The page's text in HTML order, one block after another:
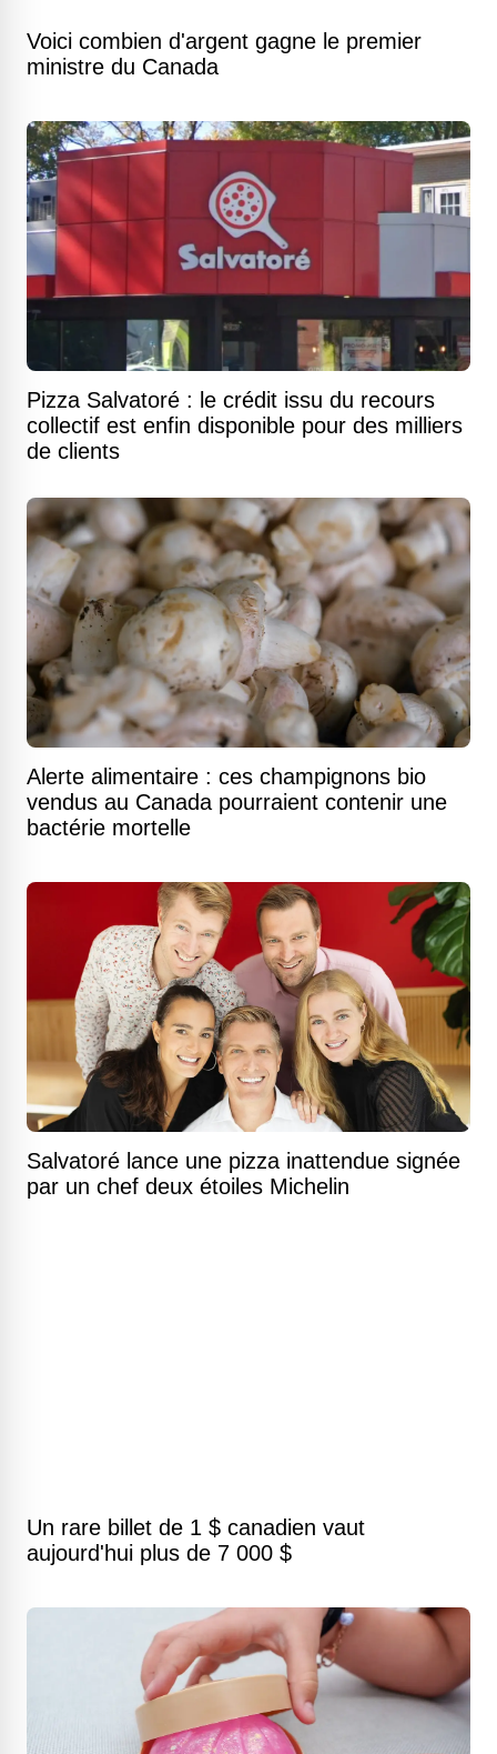
Voici combien d'argent gagne le premier
ministre du Canada
Pizza Salvatoré : le crédit issu du recours
collectif est enfin disponible pour des milliers
de clients
Alerte alimentaire : ces champignons bio
vendus au Canada pourraient contenir une
bactérie mortelle
Salvatoré lance une pizza inattendue signée
par un chef deux étoiles Michelin
Un rare billet de 1 $ canadien vaut
aujourd'hui plus de 7 000 $